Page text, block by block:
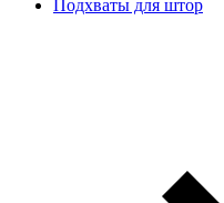
Подхваты для штор